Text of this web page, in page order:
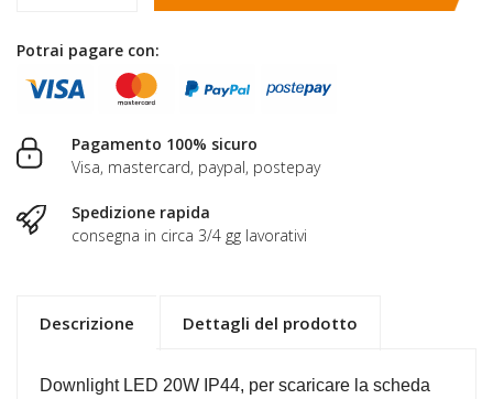
Potrai pagare con:
Pagamento 100% sicuro
Visa, mastercard, paypal, postepay
Spedizione rapida
consegna in circa 3/4 gg lavorativi
Descrizione Dettagli del prodotto
Downlight LED 20W IP44, per scaricare la scheda